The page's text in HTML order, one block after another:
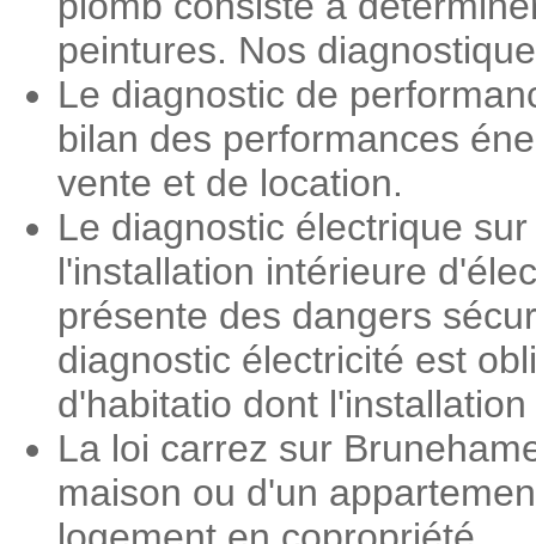
peintures. Nos
Le diagnostic de
bilan des performances
vente et de location.
Le diagnostic électrique
l'installation intérieure
présente des dangers
diagnostic électricité est
d'habitatio dont
La loi carrez sur
maison ou d'un